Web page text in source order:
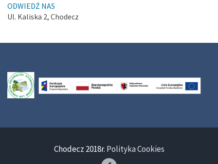
ODWIEDŹ NAS
Ul. Kaliska 2, Chodecz
Chodecz 2018r. Polityka Cookies